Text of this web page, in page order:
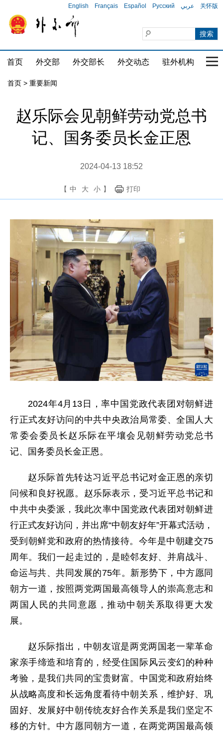
English Français Español Русский عربي 关怀版
首页 外交部 外交部长 外交动态 驻外机构 国
首页 > 重要新闻
赵乐际会见朝鲜劳动党总书
记、国务委员长金正恩
2024-04-13 18:52
【 中 大 小 】 打印
2024年4月13日，率中国党政代表团对朝鲜进
行正式友好访问的中共中央政治局常委、全国人大
常委会委员长赵乐际在平壤会见朝鲜劳动党总书
记、国务委员长金正恩。
赵乐际首先转达习近平总书记对金正恩的亲切
问候和良好祝愿。赵乐际表示，受习近平总书记和
中共中央委派，我此次率中国党政代表团对朝鲜进
行正式友好访问，并出席“中朝友好年”开幕式活动，
受到朝鲜党和政府的热情接待。今年是中朝建交75
周年。我们一起走过的，是睦邻友好、并肩战斗、
命运与共、共同发展的75年。新形势下，中方愿同
朝方一道，按照两党两国最高领导人的崇高意志和
两国人民的共同意愿，推动中朝关系取得更大发
展。
赵乐际指出，中朝友谊是两党两国老一辈革命
家亲手缔造和培育的，经受住国际风云变幻的种种
考验，是我们共同的宝贵财富。中国党和政府始终
从战略高度和长远角度看待中朝关系，维护好、巩
固好、发展好中朝传统友好合作关系是我们坚定不
移的方针。中方愿同朝方一道，在两党两国最高领